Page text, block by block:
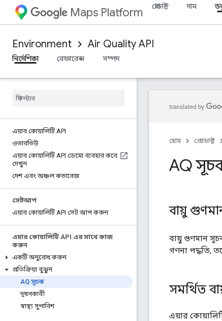
Maps Platform প্রোডাক্ট দাম
Environment Air Quality API
নির্দেশিকা
রেফারেন্স সম্পদ
এয়ার কোয়ালিটি API
ওভারভিউ
এয়ার কোয়ালিটি API ডেমো ব্যবহার করে
দেখুন
দেশ এবং অঞ্চল কভারেজ
সেটআপ
এয়ার কোয়ালিটি API সেট আপ করুন
এয়ার কোয়ালিটি API এর সাথে কাজ
করুন
একটি অনুরোধ করুন
প্রতিক্রিয়া বুঝুন
AQ সূচক
দূষণকারী
স্বাস্থ্য সুপারিশ
হোম প্রোডাক্ট
AQ
বায়ু
বায়ু গুণমান
গণনা পদ্ধতি,
সমর্থিত
এয়ার